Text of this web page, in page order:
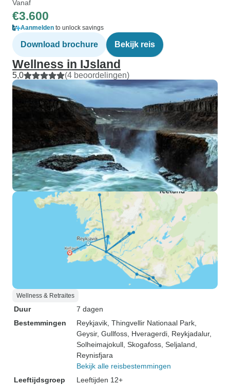
Vanaf
€3.600
Aanmelden to unlock savings
Download brochure Bekijk reis
Wellness in IJsland
5,0 (4 beoordelingen)
Wellness & Retraites
Duur
7 dagen
Bestemmingen
Reykjavik , Thingvellir Nationaal Park
Geysir, Gullfoss , Hveragerdi , Reykjadalur,
Solheimajokull , Skogafoss , Seljaland
Reynisfjara
Bekijk alle reisbestemmingen
Leeftijdsgroep
Leeftijden 12+